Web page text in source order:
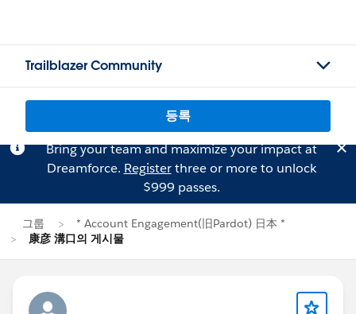
Trailblazer Community
등록
Bring your team and maximize your impact at
Dreamforce. Registerthree or more to unlock
$999 passes.
그룹
* Account Engagement(旧Pardot) 日本 *
康彦 溝口의 게시물